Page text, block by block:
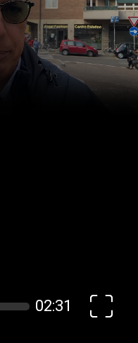
02:31